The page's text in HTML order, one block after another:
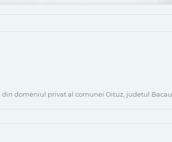
domeniul privat al comunei Oituz, judetul Bacau